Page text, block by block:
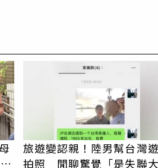
旅遊變認親！陸男幫台灣
拍照 閒聊驚覺「是失聯大